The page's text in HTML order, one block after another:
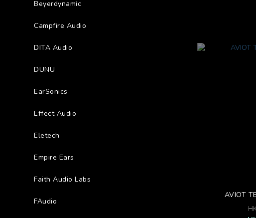
Beyerdynamic
Campfire Audio
DITA Audio
DUNU
EarSonics
Effect Audio
Eletech
Empire Ears
Faith Audio Labs
FAudio
AVIOT